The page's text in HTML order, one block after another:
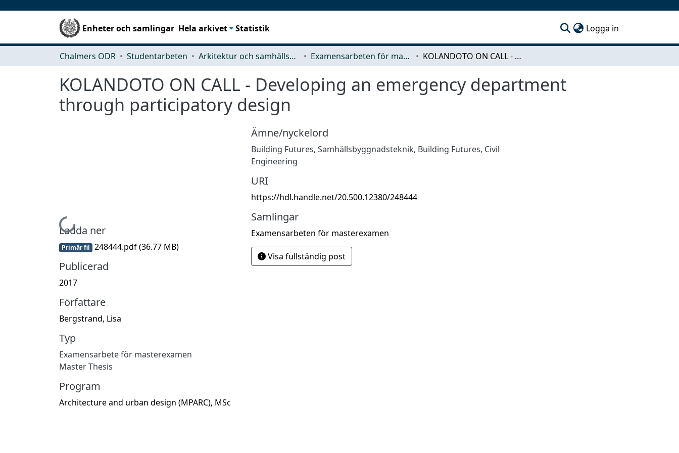
Enheter och samlingar Hela arkivet Statistik Logga in
Chalmers ODR Studentarbeten Arkitektur och samhällsbyggnadsteknik (ACE) Examensarbeten för masterexamen KOLANDOTO ON CALL - Developing an emergency department through participatory design
KOLANDOTO ON CALL - Developing an emergency department
through participatory design
Hämtar...
Ladda ner
Primär fil 248444.pdf(36.77 MB)
Publicerad
2017
Författare
Bergstrand, Lisa
Typ
Examensarbete för masterexamen
Master Thesis
Program
Architecture and urban design (MPARC), MSc
Ämne/nyckelord
Building Futures, Samhällsbyggnadsteknik, Building Futures, Civil
Engineering
URI
https://hdl.handle.net/20.500.12380/248444
Samlingar
Examensarbeten för masterexamen
Visa fullständig post